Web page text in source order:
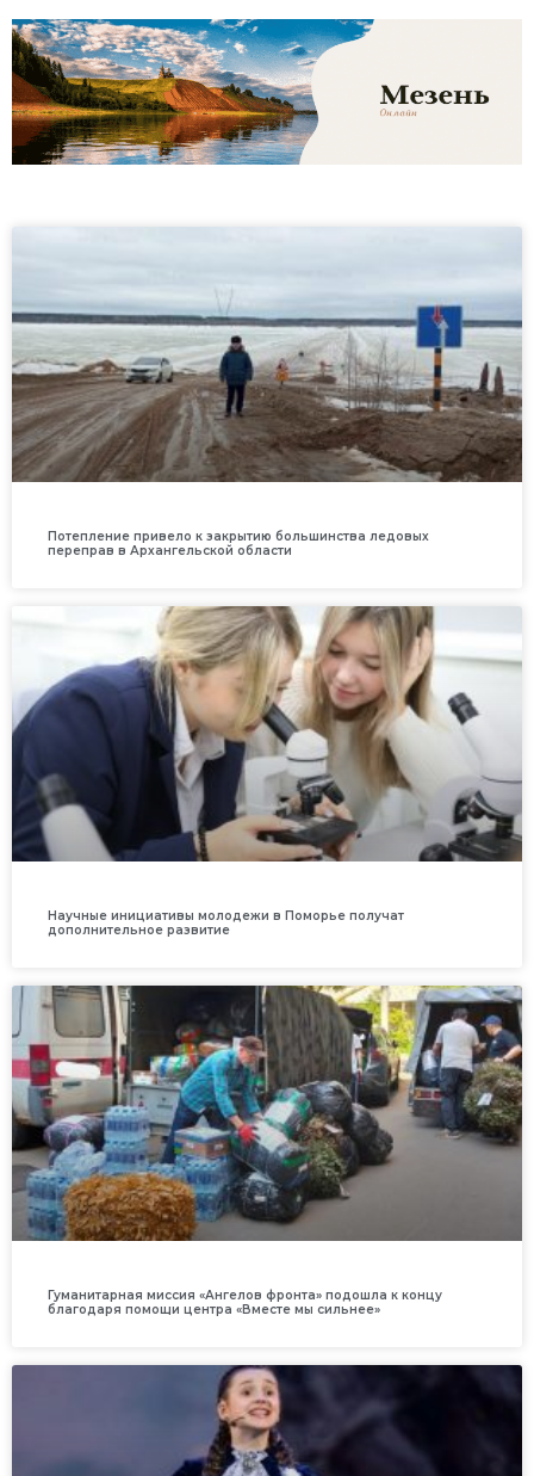
Потепление привело к закрытию большинства ледовых
переправ в Архангельской области
Научные инициативы молодежи в Поморье получат
дополнительное развитие
Гуманитарная миссия «Ангелов фронта» подошла к концу
благодаря помощи центра «Вместе мы сильнее»